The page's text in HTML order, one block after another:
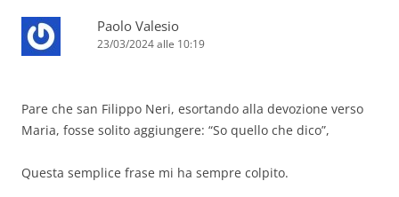
Paolo Valesio
23/03/2024 alle 10:19
Pare che san Filippo Neri, esortando alla devozione verso
Maria, fosse solito aggiungere: “So quello che dico”,
Questa semplice frase mi ha sempre colpito.